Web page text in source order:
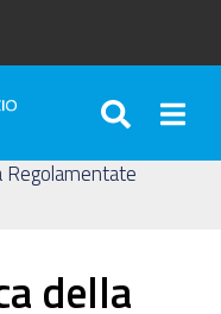
Regolamentate
della